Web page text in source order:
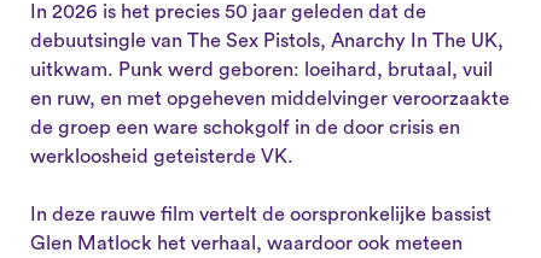
In 2026 is het precies 50 jaar geleden dat de
debuutsingle van The Sex Pistols, Anarchy In The UK,
uitkwam. Punk werd geboren: loeihard, brutaal, vuil
en ruw, en met opgeheven middelvinger veroorzaakte
de groep een ware schokgolf in de door crisis en
werkloosheid geteisterde VK.
In deze rauwe film vertelt de oorspronkelijke bassist
Glen Matlock het verhaal, waardoor ook meteen